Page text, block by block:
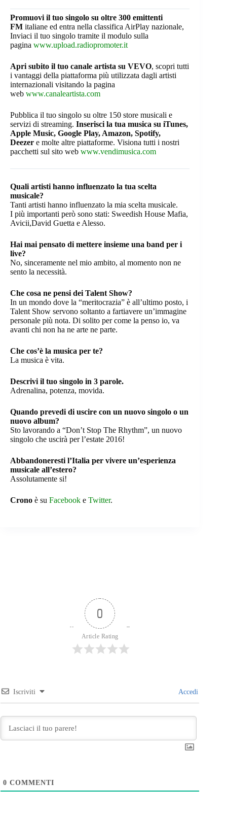
Promuovi il tuo singolo su oltre 300 emittenti
FM italiane ed entra nella classifica AirPlay nazionale,
Inviaci il tuo singolo tramite il modulo sulla
pagina www.upload.radiopromoter.it
Apri subito il tuo canale artista su VEVO, scopri tutti
i vantaggi della piattaforma più utilizzata dagli artisti
internazionali visitando la pagina
web www.canaleartista.com
Pubblica il tuo singolo su oltre 150 store musicali e
servizi di streaming. Inserisci la tua musica su iTunes,
Apple Music, Google Play, Amazon, Spotify,
Deezer e molte altre piattaforme. Visiona tutti i nostri
pacchetti sul sito web www.vendimusica.com
Quali artisti hanno influenzato la tua scelta
musicale?
Tanti artisti hanno influenzato la mia scelta musicale.
I più importanti però sono stati: Sweedish House Mafia,
Avicii,David Guetta e Alesso.
Hai mai pensato di mettere insieme una band per i
live?
No, sinceramente nel mio ambito, al momento non ne
sento la necessità.
Che cosa ne pensi dei Talent Show?
In un mondo dove la “meritocrazia” è all’ultimo posto, i
Talent Show servono soltanto a fartiavere un’immagine
personale più nota. Di solito per come la penso io, va
avanti chi non ha ne arte ne parte.
Che cos’è la musica per te?
La musica è vita.
Descrivi il tuo singolo in 3 parole.
Adrenalina, potenza, movida.
Quando prevedi di uscire con un nuovo singolo o un
nuovo album?
Sto lavorando a “Don’t Stop The Rhythm”, un nuovo
singolo che uscirà per l’estate 2016!
Abbandoneresti l’Italia per vivere un’esperienza
musicale all’estero?
Assolutamente si!
Crono è su Facebook e Twitter.
0
Article Rating
Iscriviti Accedi
0 COMMENTI